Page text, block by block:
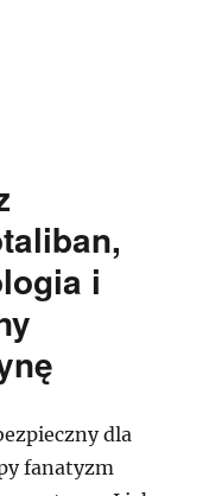
i
dla
fanatyzm